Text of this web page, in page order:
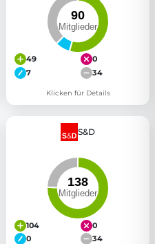
49
0
7
34
Klicken für Details
S&D
104
0
0
34